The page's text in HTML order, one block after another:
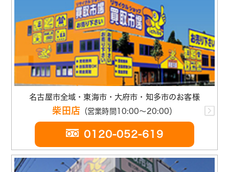
名古屋市全域・東海市・大府市・知多市のお客様
柴田店 （営業時間10:00～20:00）
0120-052-619